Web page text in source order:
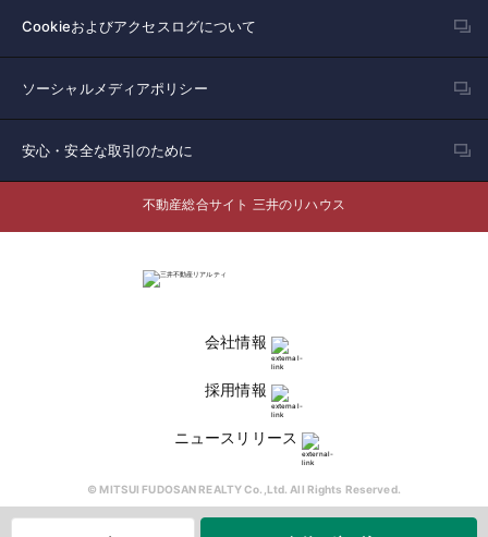
Cookieおよびアクセスログについて
ソーシャルメディアポリシー
安心・安全な取引のために
不動産総合サイト 三井のリハウス
会社情報
採用情報
ニュースリリース
© MITSUI FUDOSAN REALTY Co.,Ltd. All Rights Reserved.